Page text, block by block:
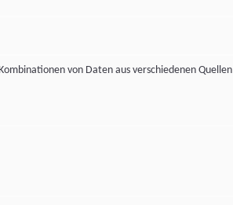
von Daten aus verschiedenen Quellen